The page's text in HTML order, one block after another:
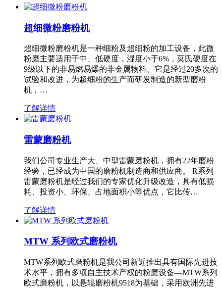
超细微粉磨粉机
超细微粉磨粉机是一种细粉及超细粉的加工设备，此微
粉磨主要适用于中、低硬度，湿度小于6%，莫氏硬度在
9级以下的非易燃易爆的非金属物料。它是经过20多次的
试验和改进，为超细粉的生产而研发制造的新型磨粉
机，…
了解详情
雷蒙磨粉机
我们公司专业生产大、中型雷蒙磨粉机，拥有22年磨粉
经验，已经成为中国的磨粉机制造商和供应商。 R系列
雷蒙磨粉机是经过我们的专家优化升级改造，具有低损
耗、投资小、环保、占地面积小等优点，它比传…
了解详情
MTW 系列欧式磨粉机
MTW系列欧式磨粉机是我公司新近推出具有国际先进技
术水平，拥有多项自主技术产权的粉磨设备—MTW系列
欧式磨粉机，以悬辊磨粉机9518为基础，采用欧洲先进